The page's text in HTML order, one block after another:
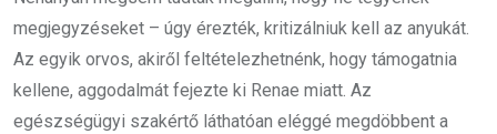
megjegyzéseket – úgy érezték, kritizálniuk kell az anyukát.
Az egyik orvos, akiről feltételezhetnénk, hogy támogatnia
kellene, aggodalmát fejezte ki Renae miatt. Az
egészségügyi szakértő láthatóan eléggé megdöbbent a